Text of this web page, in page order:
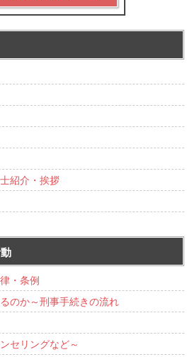
紹介・挨拶
・条例
のか～刑事手続きの流れ
セリングなど～